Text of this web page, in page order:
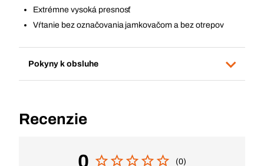
Extrémne vysoká presnosť
Vŕtanie bez označovania jamkovačom a bez otrepov
Pokyny k obsluhe
Recenzie
0 (0)